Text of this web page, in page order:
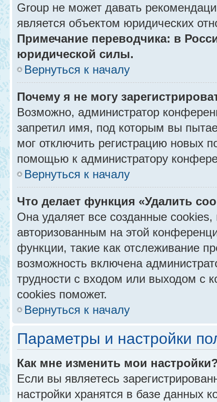
Group не может давать
является объектом юридических
Примечание переводчика: в
юридической силы.
Вернуться к началу
Почему я не могу
Возможно, администратор
запретил имя, под которым вы
мог отключить регистрацию новых
помощью к администратору
Вернуться к началу
Что делает функция «Удалить
Она удаляет все созданные
авторизованным на этой
функции, такие как отслеживание
возможность включена
трудности с входом или выходом с
cookies поможет.
Вернуться к началу
Параметры и настройки
Как мне изменить мои
Если вы являетесь
настройки хранятся в базе данных